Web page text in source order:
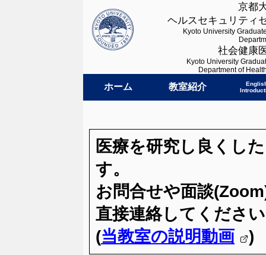
京都
ヘルスセキュリティ
Kyoto University
社会健康
Kyoto University
Department of
ホーム 教室紹介
医療を研究し良くし
す。
お問合せや面談
直接連絡してくださ
(当教室の説明動画 )